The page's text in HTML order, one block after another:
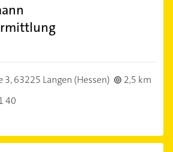
3,63225 Langen (Hessen)
2,5 km
40